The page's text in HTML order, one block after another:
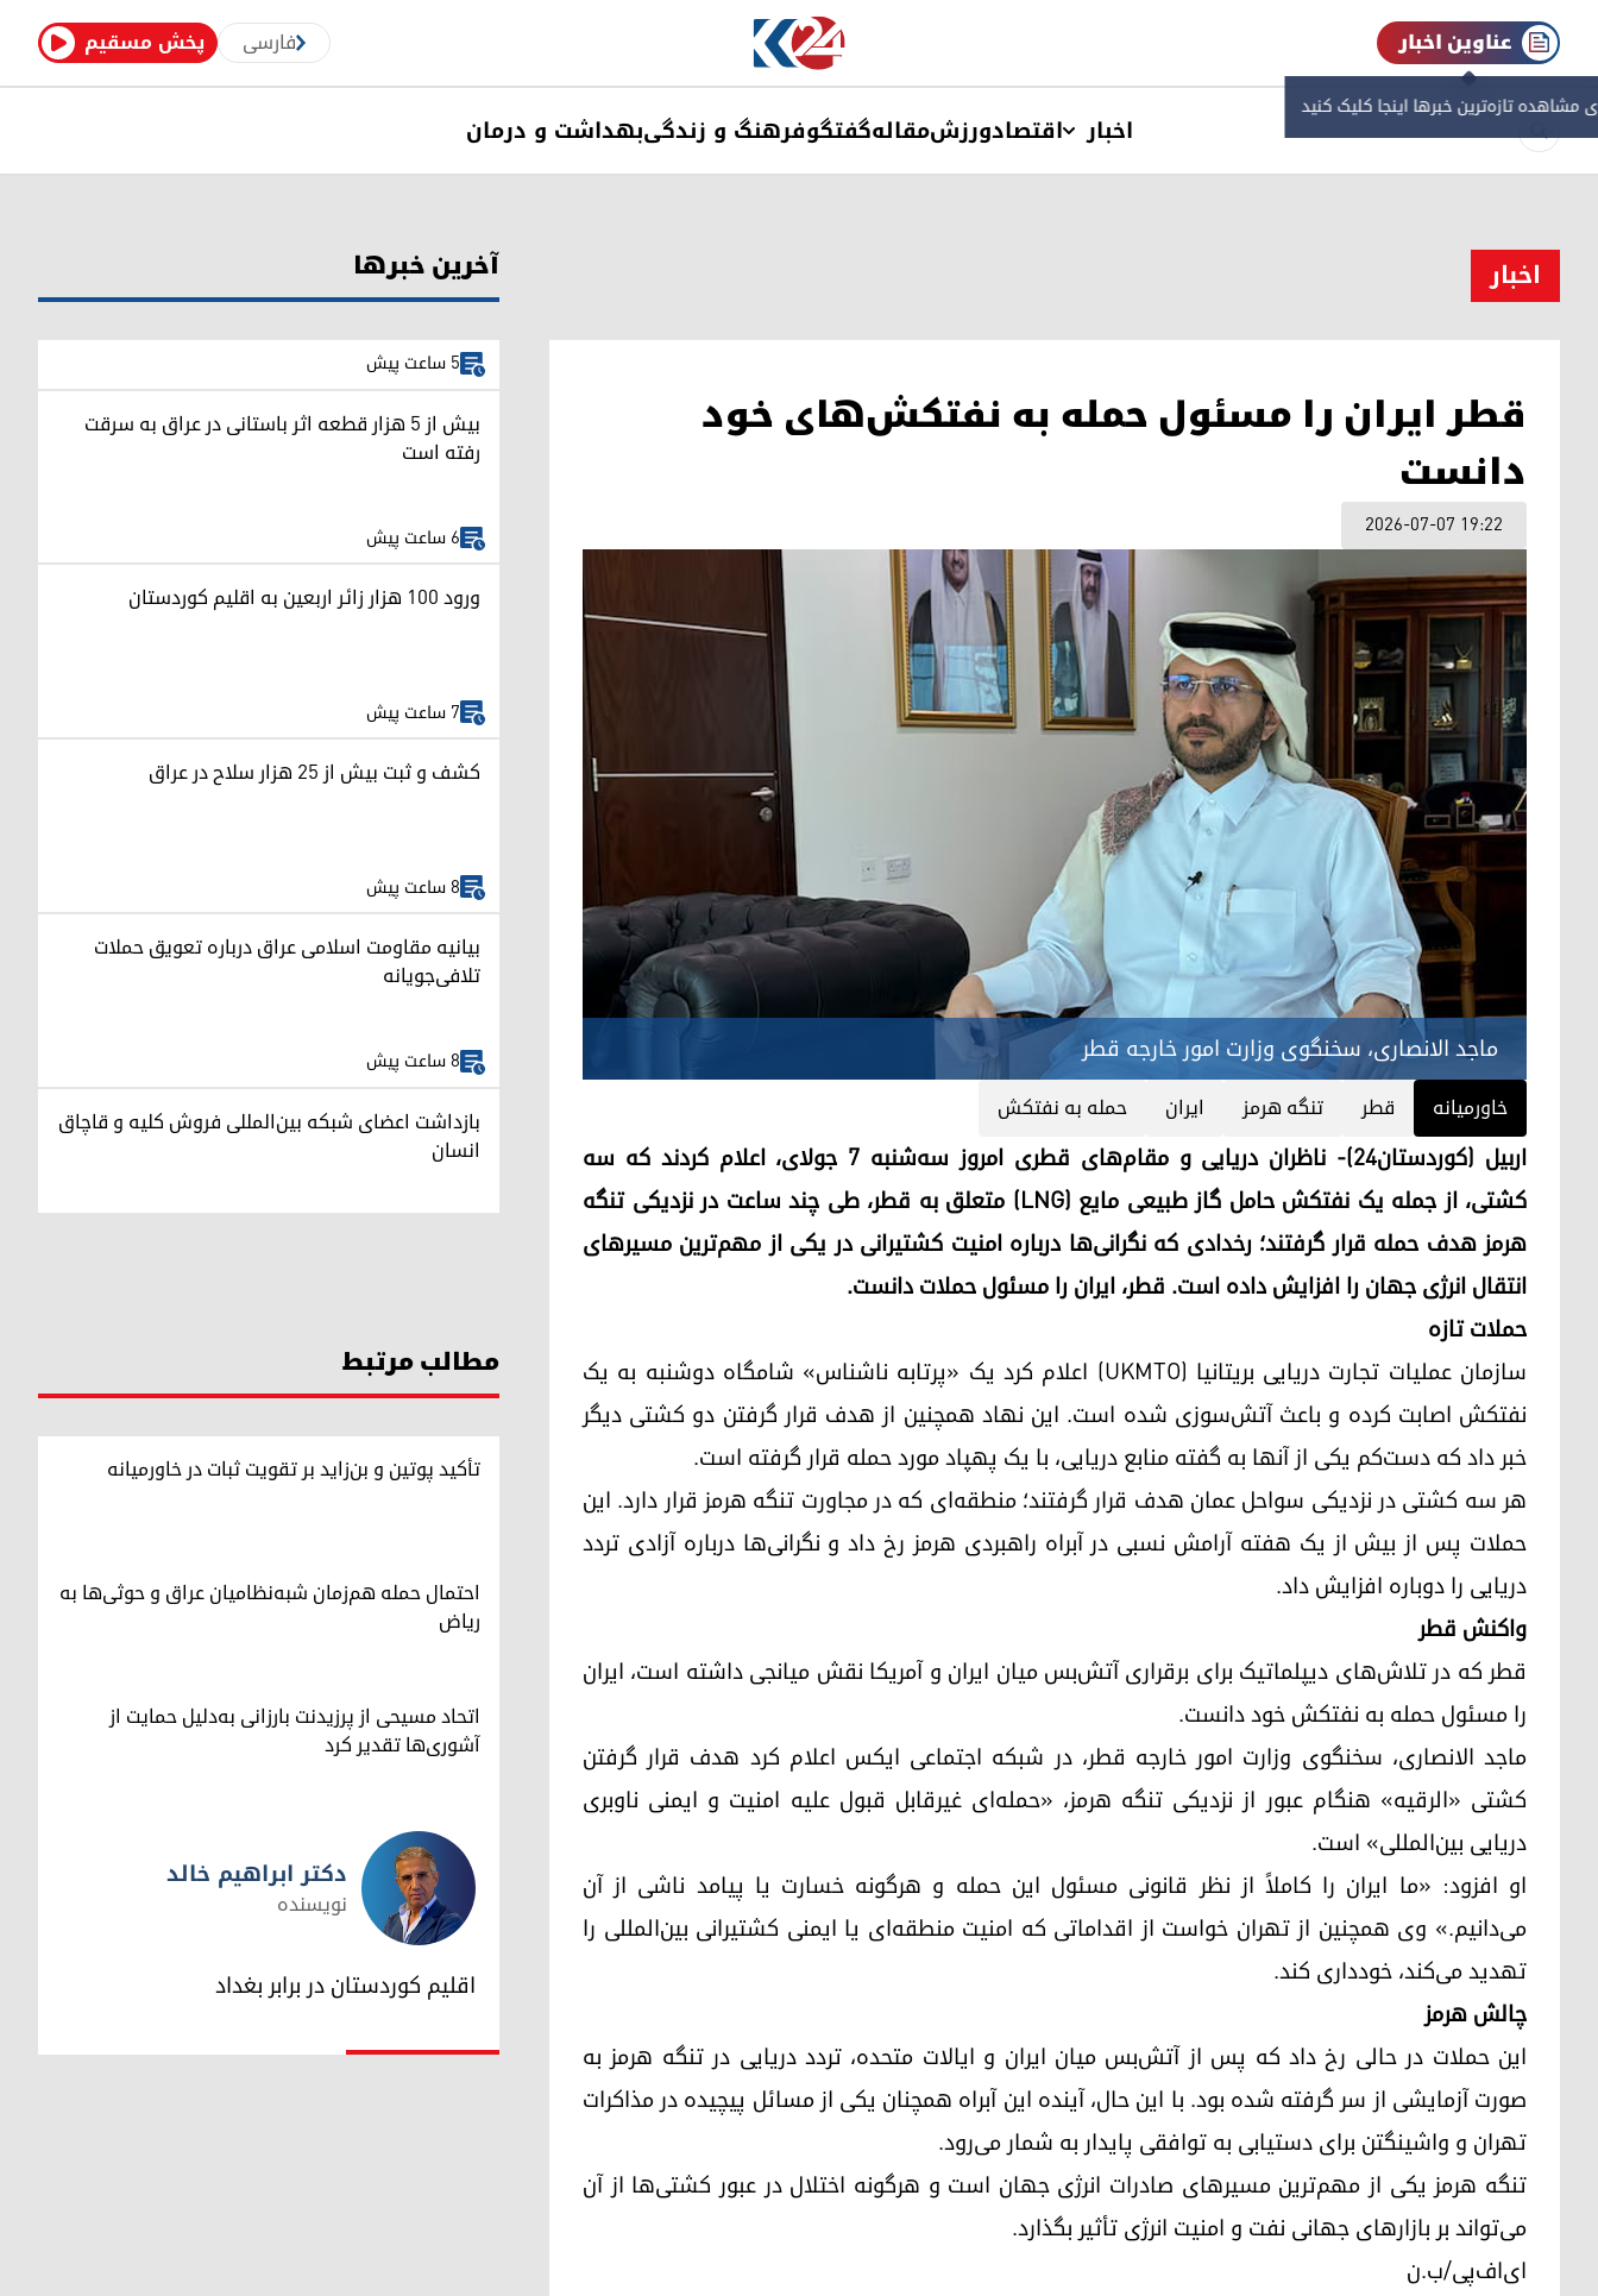
پخش مسقیم فارسی عناوین اخبار
مشاهده‌ تازه‌ترین خبرها اینجا کلیک کنید
اخبار اقتصادورزشمقالهگفتگوفرهنگ و زندگیبهداشت و درمان
اخبار
قطر ایران را مسئول حمله به نفتکش‌های خود
دانست
2026-07-07 19:22
ماجد الانصاری، سخنگوی وزارت امور خارجه قطر
خاورمیانه قطر تنگه هرمز ایران حمله به نفتکش
اربیل (کوردستان۲۴)- ناظران دریایی و مقام‌های قطری امروز سه‌شنبه ۷ جولای، اعلام کردند که سه
کشتی، از جمله یک نفتکش حامل گاز طبیعی مایع (LNG) متعلق به قطر، طی چند ساعت در نزدیکی تنگه
هرمز هدف حمله قرار گرفتند؛ رخدادی که نگرانی‌ها درباره امنیت کشتیرانی در یکی از مهم‌ترین مسیرهای
انتقال انرژی جهان را افزایش داده است. قطر، ایران را مسئول حملات دانست.
حملات تازه
سازمان عملیات تجارت دریایی بریتانیا (UKMTO) اعلام کرد یک «پرتابه ناشناس» شامگاه دوشنبه به یک
نفتکش اصابت کرده و باعث آتش‌سوزی شده است. این نهاد همچنین از هدف قرار گرفتن دو کشتی دیگر
خبر داد که دست‌کم یکی از آنها به گفته منابع دریایی، با یک پهپاد مورد حمله قرار گرفته است.
هر سه کشتی در نزدیکی سواحل عمان هدف قرار گرفتند؛ منطقه‌ای که در مجاورت تنگه هرمز قرار دارد. این
حملات پس از بیش از یک هفته آرامش نسبی در آبراه راهبردی هرمز رخ داد و نگرانی‌ها درباره آزادی تردد
دریایی را دوباره افزایش داد.
واکنش قطر
قطر که در تلاش‌های دیپلماتیک برای برقراری آتش‌بس میان ایران و آمریکا نقش میانجی داشته است، ایران
را مسئول حمله به نفتکش خود دانست.
ماجد الانصاری، سخنگوی وزارت امور خارجه قطر، در شبکه اجتماعی ایکس اعلام کرد هدف قرار گرفتن
کشتی «الرقیه» هنگام عبور از نزدیکی تنگه هرمز، «حمله‌ای غیرقابل قبول علیه امنیت و ایمنی ناوبری
دریایی بین‌المللی» است.
او افزود: «ما ایران را کاملاً از نظر قانونی مسئول این حمله و هرگونه خسارت یا پیامد ناشی از آن
می‌دانیم.» وی همچنین از تهران خواست از اقداماتی که امنیت منطقه‌ای یا ایمنی کشتیرانی بین‌المللی را
تهدید می‌کند، خودداری کند.
چالش هرمز
این حملات در حالی رخ داد که پس از آتش‌بس میان ایران و ایالات متحده، تردد دریایی در تنگه هرمز به
‌صورت آزمایشی از سر گرفته شده بود. با این حال، آینده این آبراه همچنان یکی از مسائل پیچیده در مذاکرات
تهران و واشینگتن برای دستیابی به توافقی پایدار به شمار می‌رود.
تنگه هرمز یکی از مهم‌ترین مسیرهای صادرات انرژی جهان است و هرگونه اختلال در عبور کشتی‌ها از آن
می‌تواند بر بازارهای جهانی نفت و امنیت انرژی تأثیر بگذارد.
ای‌اف‌پی/ب.ن
آخرین خبرها
5 ساعت پیش
بیش از ۵ هزار قطعه اثر باستانی در عراق به سرقت
رفته است
6 ساعت پیش
ورود ۱۰۰ هزار زائر اربعین به اقلیم کوردستان
7 ساعت پیش
کشف و ثبت بیش از ۲۵ هزار سلاح در عراق
8 ساعت پیش
بیانیه مقاومت اسلامی عراق درباره تعویق حملات
تلافی‌جویانه
8 ساعت پیش
بازداشت اعضای شبکه بین‌المللی فروش کلیه و قاچاق
انسان
مطالب مرتبط
تأکید پوتین و بن‌زاید بر تقویت ثبات در خاورمیانه
احتمال حمله هم‌زمان شبه‌نظامیان عراق و حوثی‌ها به
ریاض
اتحاد مسیحی از پرزیدنت بارزانی به‌دلیل حمایت از
آشوری‌ها تقدیر کرد
دکتر ابراهیم خالد
دکتر ابراهیم خالد
نویسنده
اقلیم کوردستان در برابر بغداد